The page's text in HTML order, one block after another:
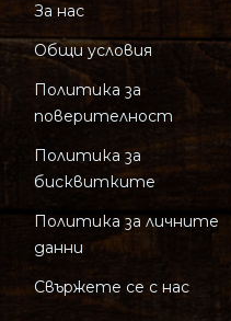
За нас
Общи условия
Политика за
поверителност
Политика за
бисквитките
Политика за личните
данни
Свържете се с нас